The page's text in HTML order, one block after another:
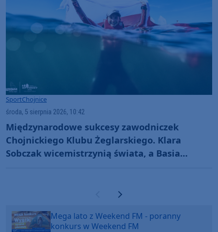
SportChojnice
środa, 5 sierpnia 2026, 10:42
Międzynarodowe sukcesy zawodniczek
Chojnickiego Klubu Żeglarskiego. Klara
Sobczak wicemistrzynią świata, a Basia
Poprzednia strona
Następna strona
Mega lato z Weekend FM - poranny
konkurs w Weekend FM